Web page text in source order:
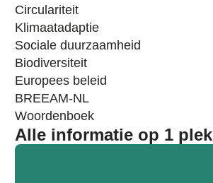
Circulariteit
Klimaatadaptie
Sociale duurzaamheid
Biodiversiteit
Europees beleid
BREEAM-NL
Woordenboek
Alle informatie op 1 plek
Nieuws